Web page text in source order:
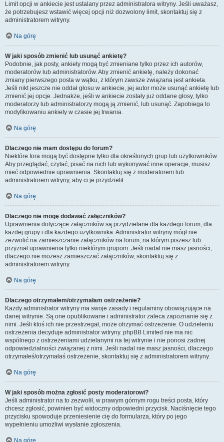
Limit opcji w ankiecie jest ustalany przez administratora witryny. Jeśli uważasz,
że potrzebujesz wstawić więcej opcji niż dozwolony limit, skontaktuj się z
administratorem witryny.
Na górę
W jaki sposób zmienić lub usunąć ankietę?
Podobnie, jak posty, ankiety mogą być zmieniane tylko przez ich autorów,
moderatorów lub administratorów. Aby zmienić ankietę, należy dokonać
zmiany pierwszego posta w wątku, z którym zawsze związana jest ankieta.
Jeśli nikt jeszcze nie oddał głosu w ankiecie, jej autor może usunąć ankietę lub
zmienić jej opcje. Jednakże, jeśli w ankiecie zostały już oddane głosy, tylko
moderatorzy lub administratorzy mogą ją zmienić, lub usunąć. Zapobiega to
modyfikowaniu ankiety w czasie jej trwania.
Na górę
Dlaczego nie mam dostępu do forum?
Niektóre fora mogą być dostępne tylko dla określonych grup lub użytkowników.
Aby przeglądać, czytać, pisać na nich lub wykonywać inne operacje, musisz
mieć odpowiednie uprawnienia. Skontaktuj się z moderatorem lub
administratorem witryny, aby ci je przydzielił.
Na górę
Dlaczego nie mogę dodawać załączników?
Uprawnienia dotyczące załączników są przydzielane dla każdego forum, dla
każdej grupy i dla każdego użytkownika. Administrator witryny mógł nie
zezwolić na zamieszczanie załączników na forum, na którym piszesz lub
przyznał uprawnienia tylko niektórym grupom. Jeśli nadal nie masz jasności,
dlaczego nie możesz zamieszczać załączników, skontaktuj się z
administratorem witryny.
Na górę
Dlaczego otrzymałem/otrzymałam ostrzeżenie?
Każdy administrator witryny ma swoje zasady i regulaminy obowiązujące na
danej witrynie. Są one opublikowane i administrator zaleca zapoznanie się z
nimi. Jeśli ktoś ich nie przestrzegał, może otrzymać ostrzeżenie. O udzieleniu
ostrzeżenia decyduje administrator witryny. phpBB Limited nie ma nic
wspólnego z ostrzeżeniami udzielanymi na tej witrynie i nie ponosi żadnej
odpowiedzialności związanej z nimi. Jeśli nadal nie masz jasności, dlaczego
otrzymałeś/otrzymałaś ostrzeżenie, skontaktuj się z administratorem witryny.
Na górę
W jaki sposób można zgłosić posty moderatorowi?
Jeśli administrator na to zezwolił, w prawym górnym rogu treści posta, który
chcesz zgłosić, powinien być widoczny odpowiedni przycisk. Naciśnięcie tego
przycisku spowoduje przeniesienie cię do formularza, który po jego
wypełnieniu umożliwi wysłanie zgłoszenia.
Na górę